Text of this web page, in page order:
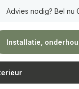
Gratis
Advies nodig? Bel nu
Installatie,